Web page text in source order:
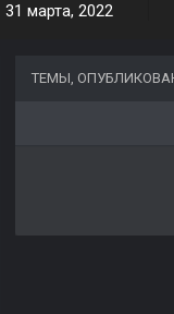
31 марта, 2022
ТЕМЫ,